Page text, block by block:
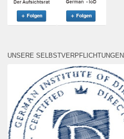
UNSERE SELBSTVERPFLICHTUNGEN